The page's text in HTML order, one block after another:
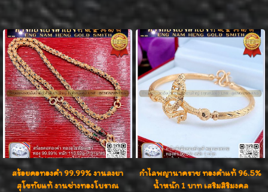
สร้อยคอทองคำ 99.99% งานลงยา
สุโขทัยแท้ งานช่างทองโบราณ
กำไลพญานาคราช ทองคำแท้ 96.5%
น้ำหนัก 1 บาท เสริมสิริมงคล